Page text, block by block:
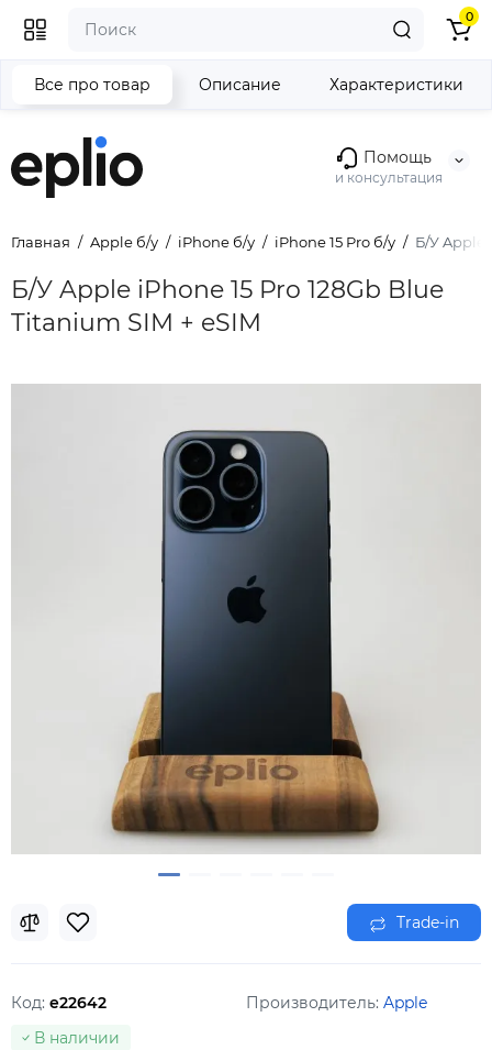
Помощь
и консультация
0
Главная Apple б/у iPhone б/у iPhone 15 Pro б/у Б/У Apple
Б/У Apple iPhone 15 Pro 128Gb Blue
Titanium SIM + eSIM
Все про товар Описание Характеристики
Trade-in
Код: e22642 Производитель: Apple
В наличии